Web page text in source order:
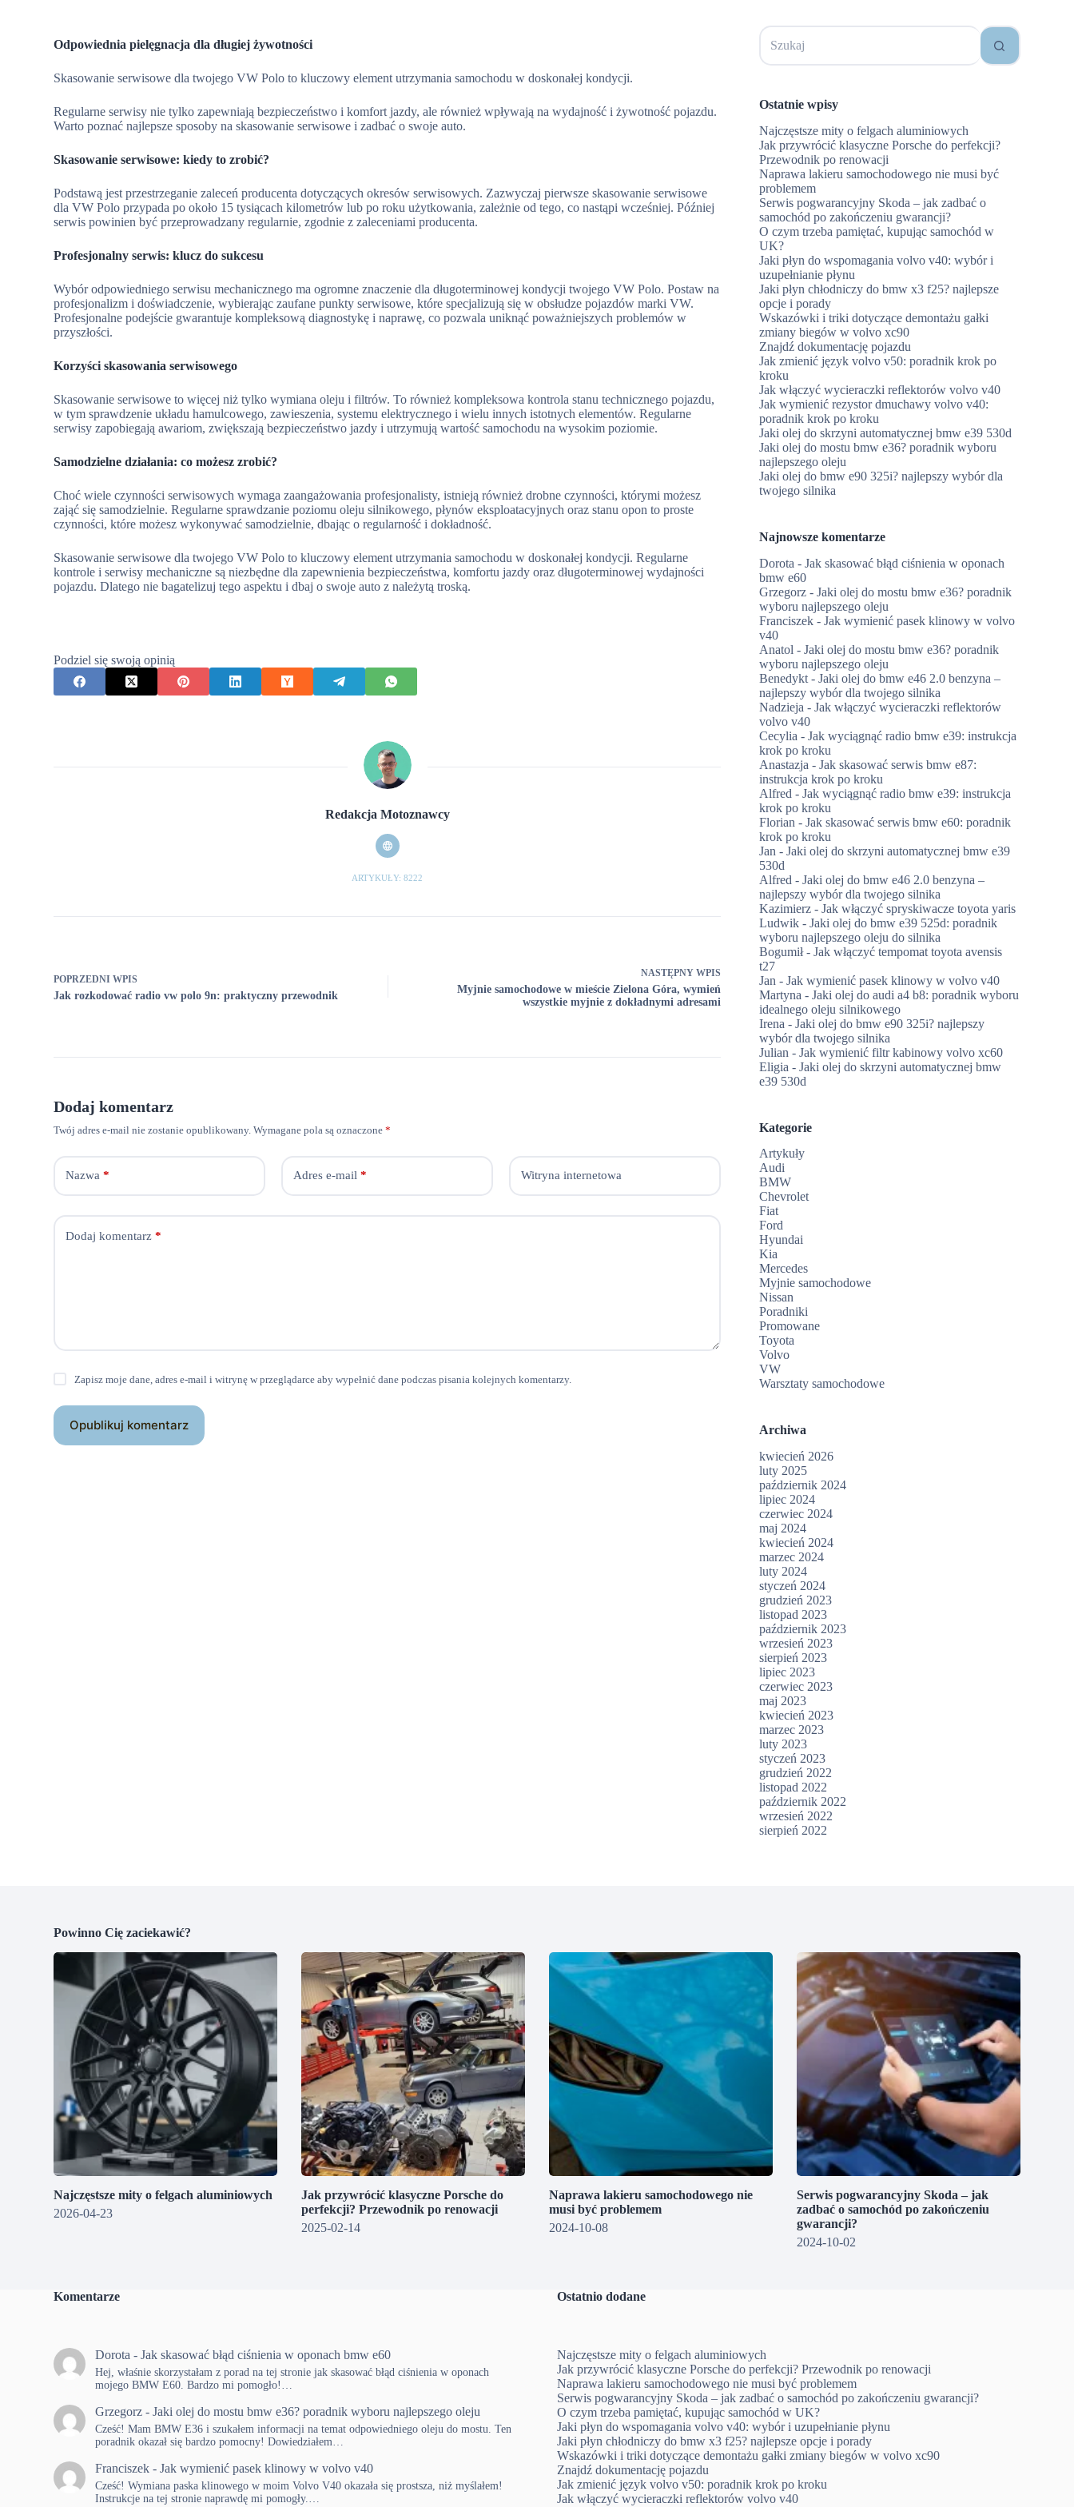
Odpowiednia pielęgnacja dla długiej żywotności
Skasowanie serwisowe dla twojego VW Polo to kluczowy element utrzymania samochodu w doskonałej kondycji.
Regularne serwisy nie tylko zapewniają bezpieczeństwo i komfort jazdy, ale również wpływają na wydajność i żywotność pojazdu.
Warto poznać najlepsze sposoby na skasowanie serwisowe i zadbać o swoje auto.
Skasowanie serwisowe: kiedy to zrobić?
Podstawą jest przestrzeganie zaleceń producenta dotyczących okresów serwisowych. Zazwyczaj pierwsze skasowanie serwisowe
dla VW Polo przypada po około 15 tysiącach kilometrów lub po roku użytkowania, zależnie od tego, co nastąpi wcześniej. Później
serwis powinien być przeprowadzany regularnie, zgodnie z zaleceniami producenta.
Profesjonalny serwis: klucz do sukcesu
Wybór odpowiedniego serwisu mechanicznego ma ogromne znaczenie dla długoterminowej kondycji twojego VW Polo. Postaw na
profesjonalizm i doświadczenie, wybierając zaufane punkty serwisowe, które specjalizują się w obsłudze pojazdów marki VW.
Profesjonalne podejście gwarantuje kompleksową diagnostykę i naprawę, co pozwala uniknąć poważniejszych problemów w
przyszłości.
Korzyści skasowania serwisowego
Skasowanie serwisowe to więcej niż tylko wymiana oleju i filtrów. To również kompleksowa kontrola stanu technicznego pojazdu,
w tym sprawdzenie układu hamulcowego, zawieszenia, systemu elektrycznego i wielu innych istotnych elementów. Regularne
serwisy zapobiegają awariom, zwiększają bezpieczeństwo jazdy i utrzymują wartość samochodu na wysokim poziomie.
Samodzielne działania: co możesz zrobić?
Choć wiele czynności serwisowych wymaga zaangażowania profesjonalisty, istnieją również drobne czynności, którymi możesz
zająć się samodzielnie. Regularne sprawdzanie poziomu oleju silnikowego, płynów eksploatacyjnych oraz stanu opon to proste
czynności, które możesz wykonywać samodzielnie, dbając o regularność i dokładność.
Skasowanie serwisowe dla twojego VW Polo to kluczowy element utrzymania samochodu w doskonałej kondycji. Regularne
kontrole i serwisy mechaniczne są niezbędne dla zapewnienia bezpieczeństwa, komfortu jazdy oraz długoterminowej wydajności
pojazdu. Dlatego nie bagatelizuj tego aspektu i dbaj o swoje auto z należytą troską.
Podziel się swoją opinią
Redakcja Motoznawcy
ARTYKUŁY: 8222
POPRZEDNIWPIS
Jak rozkodować radio vw polo 9n: praktyczny przewodnik
NASTĘPNY WPIS
Myjnie samochodowe w mieście Zielona Góra, wymień
wszystkie myjnie z dokładnymi adresami
Dodaj komentarz
Twój adres e-mail nie zostanie opublikowany. Wymagane pola są oznaczone*
Nazwa * Adres e-mail * Witryna internetowa
Dodaj komentarz *
Zapisz moje dane, adres e-mail i witrynę w przeglądarce aby wypełnić dane podczas pisania kolejnych komentarzy.
Opublikuj komentarz
Brak
wyników
Ostatnie wpisy
Najczęstsze mity o felgach aluminiowych
Jak przywrócić klasyczne Porsche do perfekcji?
Przewodnik po renowacji
Naprawa lakieru samochodowego nie musi być
problemem
Serwis pogwarancyjny Skoda – jak zadbać o
samochód po zakończeniu gwarancji?
O czym trzeba pamiętać, kupując samochód w
UK?
Jaki płyn do wspomagania volvo v40: wybór i
uzupełnianie płynu
Jaki płyn chłodniczy do bmw x3 f25? najlepsze
opcje i porady
Wskazówki i triki dotyczące demontażu gałki
zmiany biegów w volvo xc90
Znajdź dokumentację pojazdu
Jak zmienić język volvo v50: poradnik krok po
kroku
Jak włączyć wycieraczki reflektorów volvo v40
Jak wymienić rezystor dmuchawy volvo v40:
poradnik krok po kroku
Jaki olej do skrzyni automatycznej bmw e39 530d
Jaki olej do mostu bmw e36? poradnik wyboru
najlepszego oleju
Jaki olej do bmw e90 325i? najlepszy wybór dla
twojego silnika
Najnowsze komentarze
Dorota -Jak skasować błąd ciśnienia w oponach
bmw e60
Grzegorz -Jaki olej do mostu bmw e36? poradnik
wyboru najlepszego oleju
Franciszek -Jak wymienić pasek klinowy w volvo
v40
Anatol -Jaki olej do mostu bmw e36? poradnik
wyboru najlepszego oleju
Benedykt -Jaki olej do bmw e46 2.0 benzyna –
najlepszy wybór dla twojego silnika
Nadzieja -Jak włączyć wycieraczki reflektorów
volvo v40
Cecylia -Jak wyciągnąć radio bmw e39: instrukcja
krok po kroku
Anastazja -Jak skasować serwis bmw e87:
instrukcja krok po kroku
Alfred -Jak wyciągnąć radio bmw e39: instrukcja
krok po kroku
Florian -Jak skasować serwis bmw e60: poradnik
krok po kroku
Jan -Jaki olej do skrzyni automatycznej bmw e39
530d
Alfred -Jaki olej do bmw e46 2.0 benzyna –
najlepszy wybór dla twojego silnika
Kazimierz -Jak włączyć spryskiwacze toyota yaris
Ludwik -Jaki olej do bmw e39 525d: poradnik
wyboru najlepszego oleju do silnika
Bogumił-Jak włączyć tempomat toyota avensis
t27
Jan -Jak wymienić pasek klinowy w volvo v40
Martyna -Jaki olej do audi a4 b8: poradnik wyboru
idealnego oleju silnikowego
Irena -Jaki olej do bmw e90 325i? najlepszy
wybór dla twojego silnika
Julian -Jak wymienić filtr kabinowy volvo xc60
Eligia -Jaki olej do skrzyni automatycznej bmw
e39 530d
Kategorie
Artykuły
Audi
BMW
Chevrolet
Fiat
Ford
Hyundai
Kia
Mercedes
Myjnie samochodowe
Nissan
Poradniki
Promowane
Toyota
Volvo
VW
Warsztaty samochodowe
Archiwa
kwiecień 2026
luty 2025
październik 2024
lipiec 2024
czerwiec 2024
maj 2024
kwiecień 2024
marzec 2024
luty 2024
styczeń 2024
grudzień 2023
listopad 2023
październik 2023
wrzesień 2023
sierpień 2023
lipiec 2023
czerwiec 2023
maj 2023
kwiecień 2023
marzec 2023
luty 2023
styczeń 2023
grudzień 2022
listopad 2022
październik 2022
wrzesień 2022
sierpień 2022
Powinno Cię zaciekawić?
Najczęstsze mity o felgach aluminiowych
2026-04-23
Jak przywrócić klasyczne Porsche do
perfekcji? Przewodnik po renowacji
2025-02-14
Naprawa lakieru samochodowego nie
musi być problemem
2024-10-08
Serwis pogwarancyjny Skoda – jak
zadbać o samochód po zakończeniu
gwarancji?
2024-10-02
Komentarze
Dorota -Jak skasować błąd ciśnienia w oponach bmw e60
Hej, właśnie skorzystałam z porad na tej stronie jak skasować błąd ciśnienia w oponach
mojego BMW E60. Bardzo mi pomogło!…
Grzegorz -Jaki olej do mostu bmw e36? poradnik wyboru najlepszego oleju
Cześć! Mam BMW E36 i szukałem informacji na temat odpowiedniego oleju do mostu. Ten
poradnik okazał się bardzo pomocny! Dowiedziałem…
Franciszek -Jak wymienić pasek klinowy w volvo v40
Cześć! Wymiana paska klinowego w moim Volvo V40 okazała się prostsza, niż myślałem!
Instrukcje na tej stronie naprawdę mi pomogły.…
Ostatnio dodane
Najczęstsze mity o felgach aluminiowych
Jak przywrócić klasyczne Porsche do perfekcji? Przewodnik po renowacji
Naprawa lakieru samochodowego nie musi być problemem
Serwis pogwarancyjny Skoda – jak zadbać o samochód po zakończeniu gwarancji?
O czym trzeba pamiętać, kupując samochód w UK?
Jaki płyn do wspomagania volvo v40: wybór i uzupełnianie płynu
Jaki płyn chłodniczy do bmw x3 f25? najlepsze opcje i porady
Wskazówki i triki dotyczące demontażu gałki zmiany biegów w volvo xc90
Znajdź dokumentację pojazdu
Jak zmienić język volvo v50: poradnik krok po kroku
Jak włączyć wycieraczki reflektorów volvo v40